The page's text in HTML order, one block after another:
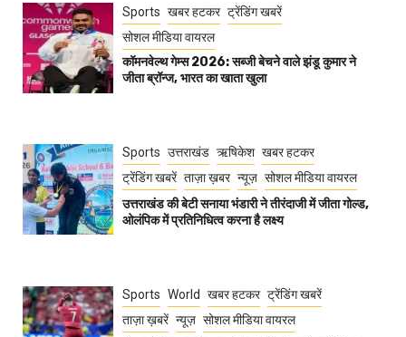
Sports खबर हटकर ट्रेंडिंग खबरें
सोशल मीडिया वायरल
कॉमनवेल्थ गेम्स 2026: सब्जी बेचने वाले झंडू कुमार ने
जीता ब्रॉन्ज, भारत का खाता खुला
Sports उत्तराखंड ऋषिकेश खबर हटकर
ट्रेंडिंग खबरें ताज़ा ख़बर न्यूज़ सोशल मीडिया वायरल
उत्तराखंड की बेटी सनाया भंडारी ने तीरंदाजी में जीता गोल्ड,
ओलंपिक में प्रतिनिधित्व करना है लक्ष्य
Sports World खबर हटकर ट्रेंडिंग खबरें
ताज़ा ख़बरें न्यूज़ सोशल मीडिया वायरल